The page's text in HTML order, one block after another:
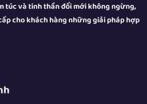
túc và tinh thần đổi mới không ngừng,
cho khách hàng những giải pháp hợp